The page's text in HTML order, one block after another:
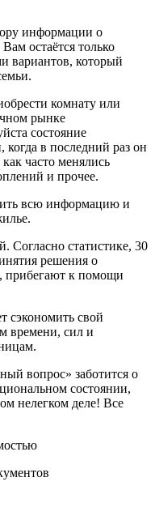
информации о
остаётся только
вариантов, который
комнату или
рынке
состояние
в последний раз он
часто менялись
и прочее.
всю информацию и
Согласно статистике, 30
решения о
прибегают к помощи
сэкономить свой
времени, сил и
вопрос» заботится о
состоянии,
нелегком деле! Все